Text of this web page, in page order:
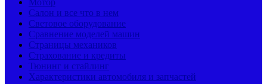
Мотор
Салон и все что в нем
Световое оборудование
Сравнение моделей машин
Страницы механиков
Страхование и кредиты
Тюнинг и стайлинг
Характеристики автомобиля и запчастей